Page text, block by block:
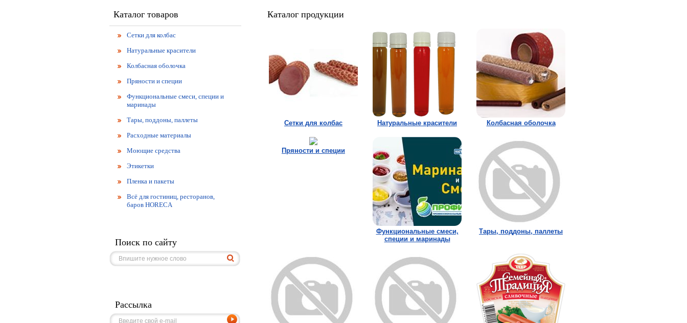
Каталог продукции
Сетки для колбас Натуральные красители Колбасная оболочка
Пряности и специи
Функциональные смеси,
специи и маринады
Тары, поддоны, паллеты
Каталог товаров
Сетки для колбас
Натуральные красители
Колбасная оболочка
Пряности и специи
Функциональные смеси, специи и
маринады
Тары, поддоны, паллеты
Расходные материалы
Моющие средства
Этикетки
Пленка и пакеты
Всё для гостиниц, ресторанов,
баров HORECA
Поиск по сайту
Рассылка